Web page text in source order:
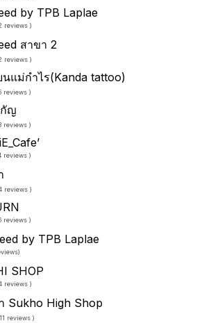
by TPB Laplae
reviews )
สาขา 2
reviews )
แม่กำไร(Kanda tattoo)
reviews )
ญ
reviews )
reviews )
reviews )
reviews )
by TPB Laplae
)
SHOP
reviews )
Sukho High Shop
reviews )